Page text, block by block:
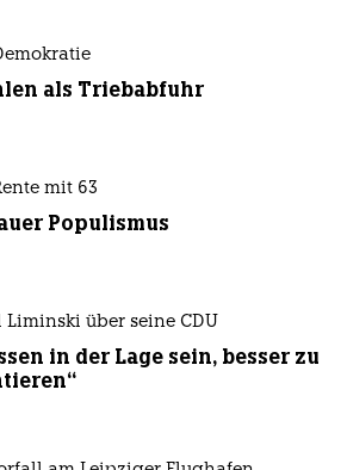
als Triebabfuhr
mit 63
Populismus
über seine CDU
in der Lage sein, besser zu